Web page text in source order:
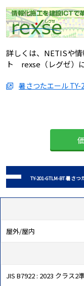
詳しくは、NETISや
ト rexse（レグゼ）
暑さつたエール
TY-201-GTLM-BT 暑さ
屋外/屋内
JIS B7922 : 2023 クラス2